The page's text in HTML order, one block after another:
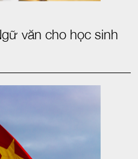
văn cho học sinh